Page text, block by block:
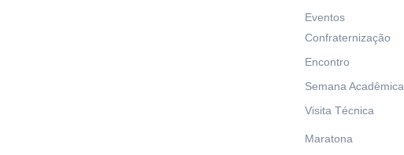
Eventos
Confraternização
Encontro
Semana Acadêmica
Visita Técnica
Maratona